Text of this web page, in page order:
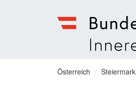
für
Inneres
Sie
Österreich Steiermark